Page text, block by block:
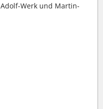
Werk und Martin-